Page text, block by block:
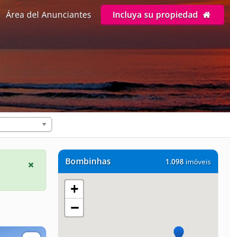
Área del Anunciantes Incluya su propiedad
1.098imóveis
Bombinhas
+
−